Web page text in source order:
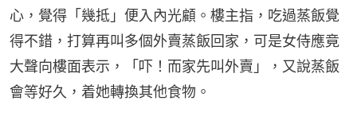
心，覺得「幾抵」便入內光顧。樓主指，吃過蒸飯覺
得不錯，打算再叫多個外賣蒸飯回家，可是女侍應竟
大聲向樓面表示，「吓！而家先叫外賣」，又說蒸飯
會等好久，着她轉換其他食物。